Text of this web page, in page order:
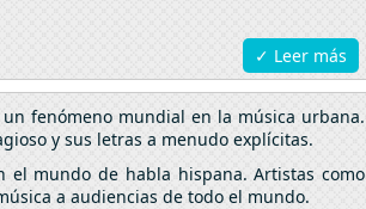
✓ Leer más
fenómeno mundial en la música urbana.
y sus letras a menudo explícitas.
el mundo de habla hispana. Artistas como
a audiencias de todo el mundo.